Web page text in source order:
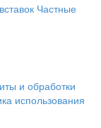
Частные
и обработки
использования